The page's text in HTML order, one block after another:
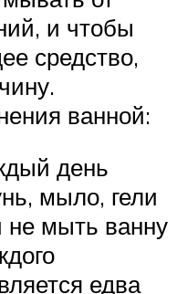
и чтобы
средство,
ванной:
день
мыло, гели
мыть ванну
едва